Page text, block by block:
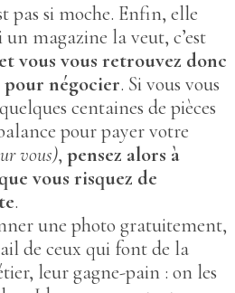
pas si moche. Enfin, elle
un magazine la veut, c’est
vous vous retrouvez donc
négocier. Si vous vous
centaines de pièces
pour payer votre
vous), pensez alors à
vous risquez de
.
une photo gratuitement,
de ceux qui font de la
leur gagne-pain : on les